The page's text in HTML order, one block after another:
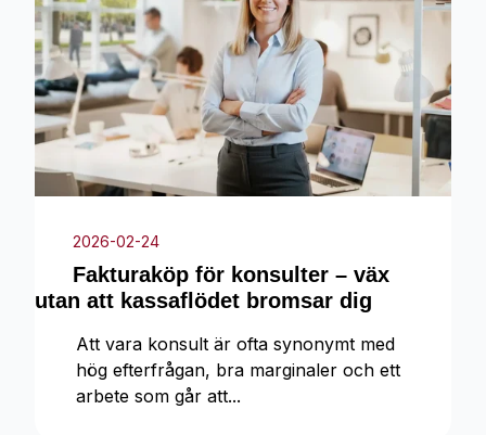
2026-02-24
Fakturaköp för konsulter – väx
utan att kassaflödet bromsar dig
Att vara konsult är ofta synonymt med
hög efterfrågan, bra marginaler och ett
arbete som går att...